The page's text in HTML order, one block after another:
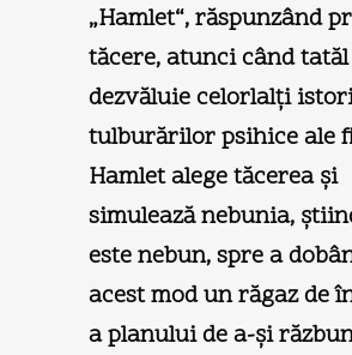
„Hamlet“, răspunzând
tăcere, atunci când
dezvăluie celorlalţi
tulburărilor psihice ale
Hamlet alege tăcerea şi
simulează nebunia,
este nebun, spre a
acest mod un răgaz de
a planului de a-şi